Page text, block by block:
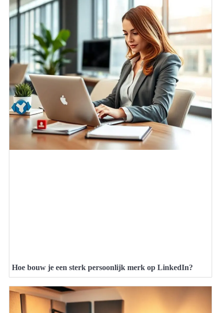
Hoe bouw je een sterk persoonlijk merk op LinkedIn?